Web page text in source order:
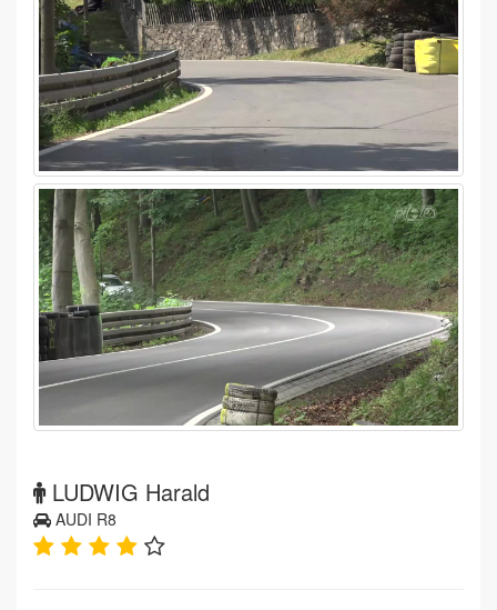
LUDWIG Harald
AUDI R8